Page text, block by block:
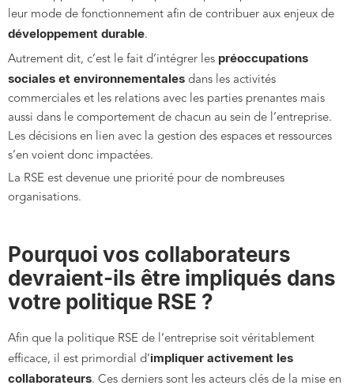
leur mode de fonctionnement afin de contribuer aux enjeux de
développement durable.
Autrement dit, c’est le fait d’intégrer les préoccupations
sociales et environnementales dans les activités
commerciales et les relations avec les parties prenantes mais
aussi dans le comportement de chacun au sein de l’entreprise.
Les décisions en lien avec la gestion des espaces et ressources
s’en voient donc impactées.
La RSE est devenue une priorité pour de nombreuses
organisations.
Pourquoi vos collaborateurs
devraient-ils être impliqués dans
votre politique RSE ?
Afin que la politique RSE de l’entreprise soit véritablement
efficace, il est primordial d’impliquer activement les
collaborateurs. Ces derniers sont les acteurs clés de la mise en